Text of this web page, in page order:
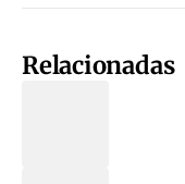
Relacionadas